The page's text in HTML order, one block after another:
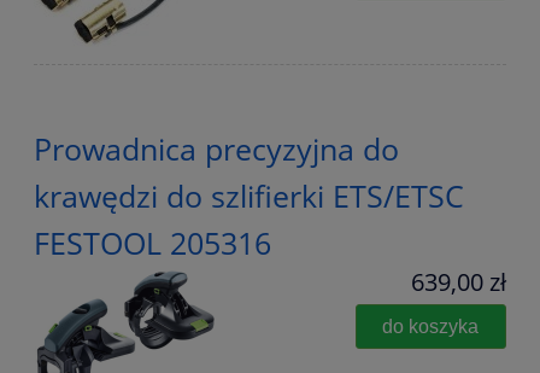
Prowadnica precyzyjna do
krawędzi do szlifierki ETS/ETSC
FESTOOL 205316
639,00 zł
do koszyka